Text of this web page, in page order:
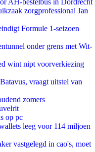
AH-bestelbus in Dordrecht
zorgprofessional Jan
Formule 1-seizoen
onder grens met Wit-
wint nipt voorverkiezing
vraagt uitstel van
zomers
op pc
leeg voor 114 miljoen
vastgelegd in cao's, moet